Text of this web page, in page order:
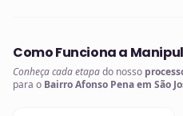
Como Funciona a
Conheça cada etapado nosso
para o Bairro Afonso Pena em São